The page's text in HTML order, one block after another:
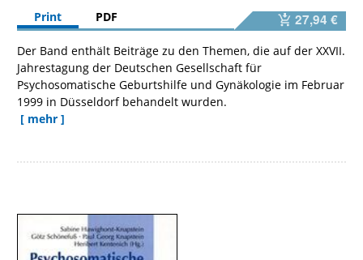
Print
PDF 27,94 €
Der Band enthält Beiträge zu den Themen, die auf der XXVII.
Jahrestagung der Deutschen Gesellschaft für
Psychosomatische Geburtshilfe und Gynäkologie im Februar
1999 in Düsseldorf behandelt wurden.
[ mehr ]